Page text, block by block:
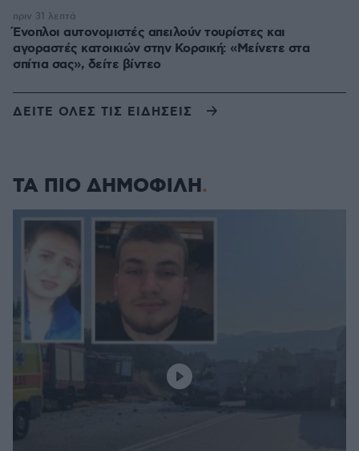
Ένοπλοι αυτονομιστές απειλούν τουρίστες και
αγοραστές κατοικιών στην Κορσική: «Μείνετε στα
σπίτια σας», δείτε βίντεο
πριν 31 λεπτά
ΔΕΙΤΕ ΟΛΕΣ ΤΙΣ ΕΙΔΗΣΕΙΣ
ΤΑ ΠΙΟ ΔΗΜΟΦΙΛΗ